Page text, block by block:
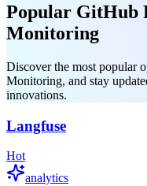
Popular GitHub
Monitoring
Discover the most popular
Monitoring, and stay
innovations.
Langfuse
Hot
analytics